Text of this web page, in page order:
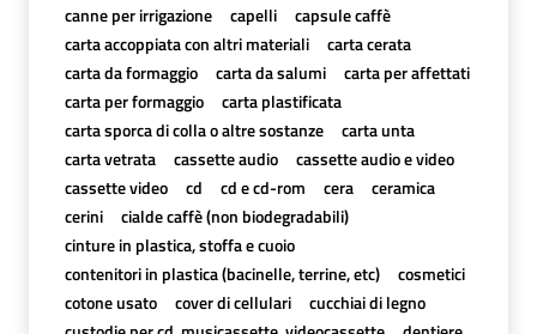
canne per irrigazione
capelli
capsule caffè
carta accoppiata con altri materiali
carta cerata
carta da formaggio
carta da salumi
carta per affettati
carta per formaggio
carta plastificata
carta sporca di colla o altre sostanze
carta unta
carta vetrata
cassette audio
cassette audio e video
cassette video
cd cd e cd-rom cera
ceramica
cerini
cialde caffè (non biodegradabili)
cinture in plastica, stoffa e cuoio
contenitori in plastica (bacinelle, terrine, etc)
cosmetici
cotone usato
cover di cellulari
cucchiai di legno